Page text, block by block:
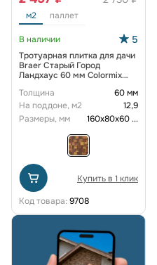
м2 паллет
В наличии 5
Тротуарная плитка для дачи
Braer Старый Город
Ландхаус 60 мм Colormix
Толщина
60 мм
На поддоне, м2
12,9
Размеры, мм
160х80х60...
Купить в 1 клик
Код товара: 9708